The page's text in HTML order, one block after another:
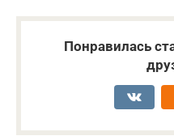
Понравилась